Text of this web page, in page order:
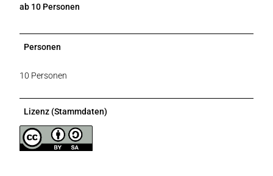
ab 10 Personen
Personen
10 Personen
Lizenz (Stammdaten)